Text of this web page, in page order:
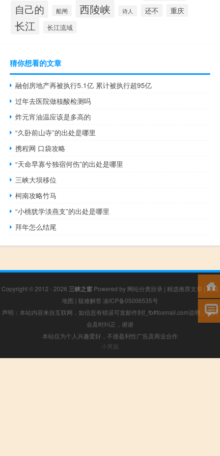
自己的 船闸 西陵峡 诗人 还不 重庆
长江 长江流域
猜你想看的文章
融创房地产再被执行5.1亿 累计被执行超95亿
过年去医院做核酸检测吗
炸元宵油温应该是多高的
“久卧前山寺”的出处是哪里
携程网 口袋攻略
“天命早寡兮独宿何伤”的出处是哪里
三峡大坝移位
柯南攻略竹马
“小桃犹学淡燕支”的出处是哪里
拜年怎么结尾
Copyright © 2012 - 2026 三峡之窗 Powered by 网站分类目录 | 精选推荐文章 |网站
地图 | 疑难解答 渝ICP备05006535号
声明：本站内容来自互联网，如信息有错误可发邮件到f_fb#foxmail.com说明，我们
会及时纠正，谢谢
本站仅为个人兴趣爱好，不接盈利性广告及商业合作
小男孩